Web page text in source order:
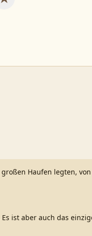
Haufen legten,
ist aber auch das